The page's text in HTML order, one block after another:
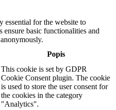
essential for the website to
basic functionalities and
Popis
This cookie is set by GDPR
Cookie Consent plugin. The cookie
is used to store the user consent for
the cookies in the category
"Analytics".